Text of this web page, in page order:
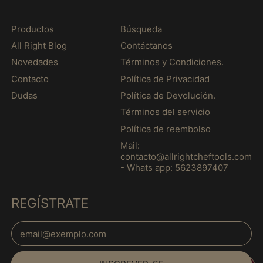
Productos
All Right Blog
Novedades
Contacto
Dudas
Búsqueda
Contáctanos
Términos y Condiciones.
Política de Privacidad
Política de Devolución.
Términos del servicio
Política de reembolso
Mail:
contacto@allrightcheftools.com
- Whats app: 5623897407
REGÍSTRATE
Endereço de E-mail
Guadalupe (MXN $)
Guatemala (MXN $)
Guernsey (MXN $)
Guiana (MXN $)
Guiana Francesa
Haiti (MXN $)
Honduras (MXN $)
Hong Kong, RAE da
China (MXN $)